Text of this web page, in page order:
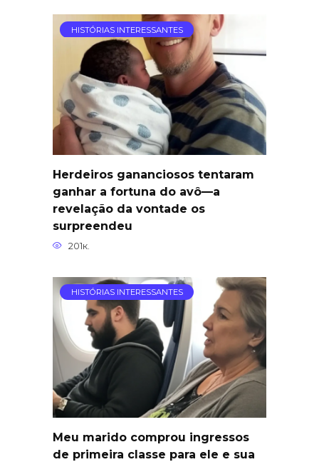
HISTÓRIAS INTERESSANTES
Herdeiros gananciosos tentaram
ganhar a fortuna do avô—a
revelação da vontade os
surpreendeu
201к.
HISTÓRIAS INTERESSANTES
Meu marido comprou ingressos
de primeira classe para ele e sua